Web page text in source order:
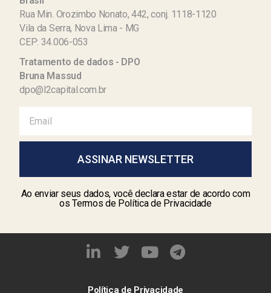
Rua Min. Orozimbo Nonato, 442, conj. 1118-1120
Vila da Serra, Nova Lima - MG
CEP: 34.006-053
Tratamento de dados - DPO
Bruna Massud
dpo@l2capital.com.br
ASSINAR NEWSLETTER
Ao enviar seus dados, você declara estar de acordo com
os Termos de Política de Privacidade
Política de Privacidade